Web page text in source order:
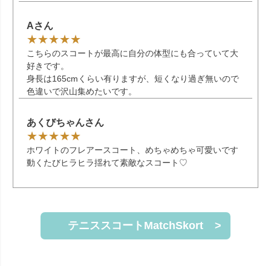
Aさん
こちらのスコートが最高に自分の体型にも合っていて大
好きです。
身長は165cmくらい有りますが、短くなり過ぎ無いので
色違いで沢山集めたいです。
あくびちゃんさん
ホワイトのフレアースコート、めちゃめちゃ可愛いです
動くたびヒラヒラ揺れて素敵なスコート♡
テニススコートMatchSkort